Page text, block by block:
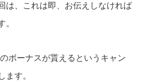
は、これは即、お伝えしなければ
。
ボーナスが貰えるというキャン
ます。